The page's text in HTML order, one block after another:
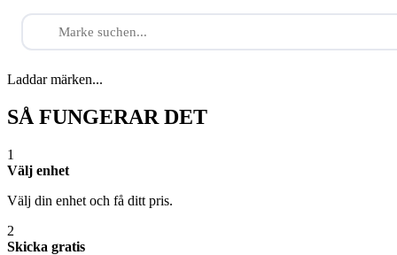
Laddar märken...
SÅ FUNGERAR DET
1
Välj enhet
Välj din enhet och få ditt pris.
2
Skicka gratis